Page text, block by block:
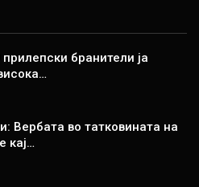
бранители ја
Вербата во татковината на
кај…